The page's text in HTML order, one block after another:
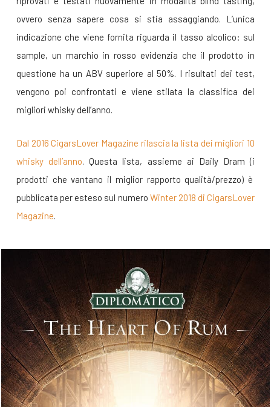
ovvero senza sapere cosa si stia assaggiando. L’unica
indicazione che viene fornita riguarda il tasso alcolico: sul
sample, un marchio in rosso evidenzia che il prodotto in
questione ha un ABV superiore al 50%. I risultati dei test,
vengono poi confrontati e viene stilata la classifica dei
migliori whisky dell’anno.
Dal 2016 CigarsLover Magazine rilascia la lista dei migliori 10
whisky dell’anno. Questa lista, assieme ai Daily Dram (i
prodotti che vantano il miglior rapporto qualità/prezzo) è
pubblicata per esteso sul numero Winter 2018 di CigarsLover
Magazine.